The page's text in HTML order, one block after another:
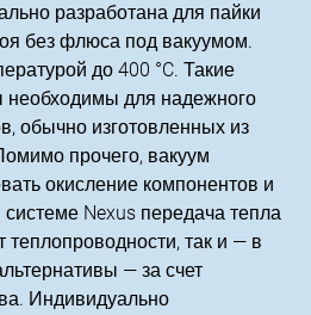
разработана для пайки
без флюса под вакуумом.
до 400 °C. Такие
необходимы для надежного
обычно изготовленных из
прочего, вакуум
окисление компонентов и
Nexus передача тепла
теплопроводности, так и — в
— за счет
Индивидуально